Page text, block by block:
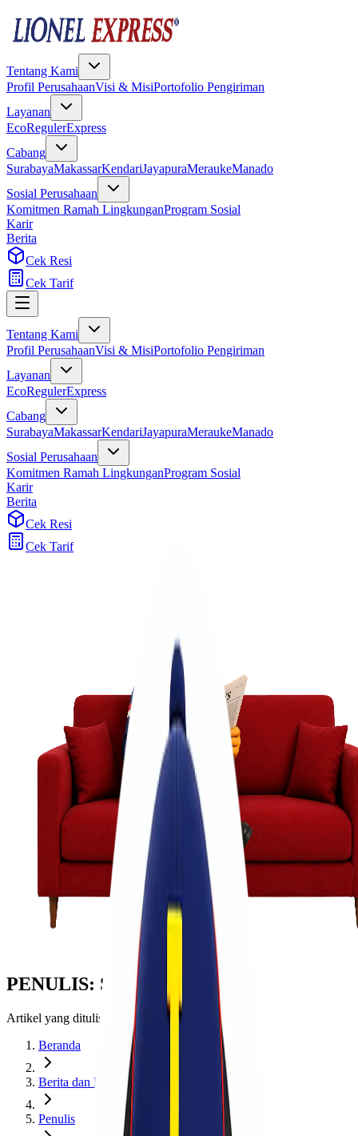
Tentang Kami
Profil PerusahaanVisi & MisiPortofolio Pengiriman
Layanan
EcoRegulerExpress
Cabang
SurabayaMakassarKendariJayapuraMeraukeManado
Sosial Perusahaan
Komitmen Ramah LingkunganProgram Sosial
Karir
Berita
Cek Resi
Cek Tarif
Tentang Kami
Profil PerusahaanVisi & MisiPortofolio Pengiriman
Layanan
EcoRegulerExpress
Cabang
SurabayaMakassarKendariJayapuraMeraukeManado
Sosial Perusahaan
Komitmen Ramah LingkunganProgram Sosial
Karir
Berita
Cek Resi
Cek Tarif
PENULIS: SHERLY
Artikel yang ditulis oleh Sherly
Beranda
Berita dan Informasi
Penulis